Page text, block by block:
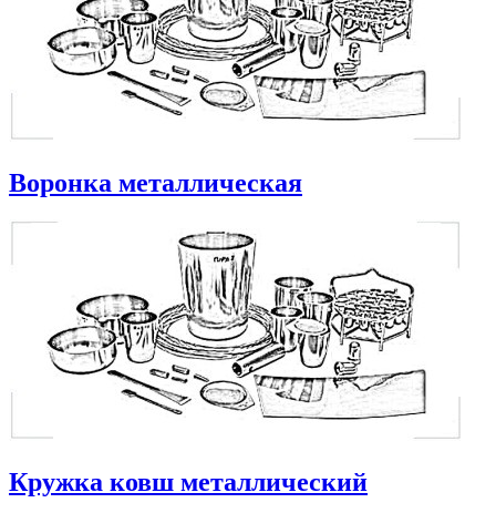
Воронка металлическая
Кружка ковш металлический